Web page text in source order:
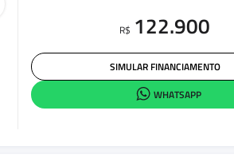
R$ 122.900
SIMULAR FINANCIAMENTO
WHATSAPP